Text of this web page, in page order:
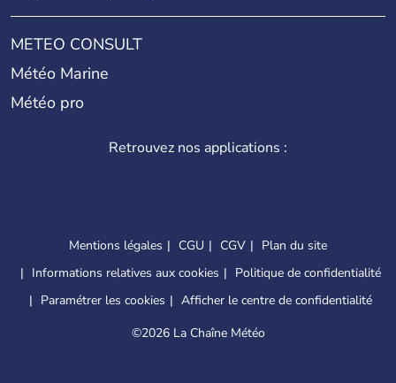
METEO CONSULT
Météo Marine
Météo pro
Retrouvez nos applications :
Mentions légales CGU CGV
Plan du site
Informations relatives aux cookies
Politique de confidentialité
Paramétrer les cookies
Afficher le centre de confidentialité
©2026 La Chaîne Météo